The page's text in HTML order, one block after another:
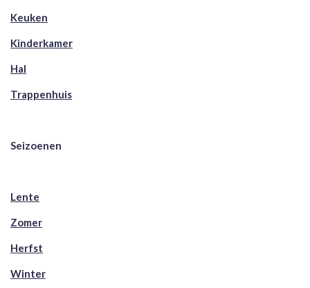
Keuken
Kinderkamer
Hal
Trappenhuis
Seizoenen
Lente
Zomer
Herfst
Winter